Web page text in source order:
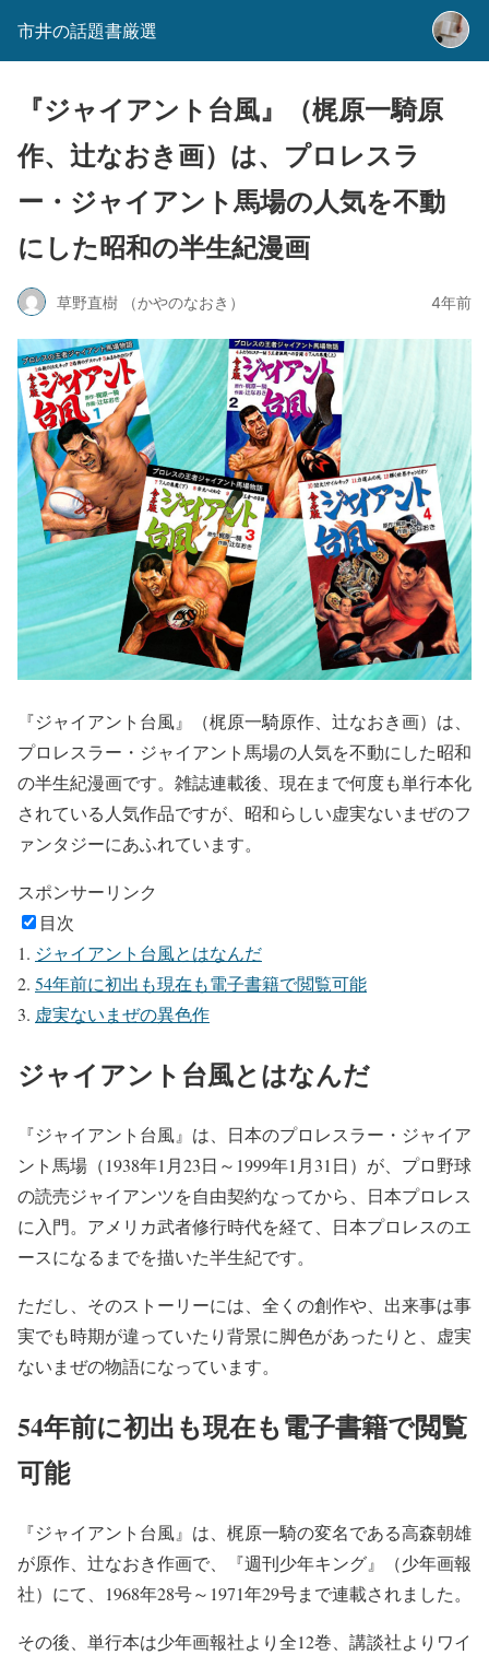
市井の話題書厳選
『ジャイアント台風』（梶原一騎原
作、辻なおき画）は、プロレスラ
ー・ジャイアント馬場の人気を不動
にした昭和の半生紀漫画
草野直樹 （かやのなおき） 4年前
『ジャイアント台風』（梶原一騎原作、辻なおき画）は、
プロレスラー・ジャイアント馬場の人気を不動にした昭和
の半生紀漫画です。雑誌連載後、現在まで何度も単行本化
されている人気作品ですが、昭和らしい虚実ないまぜのフ
ァンタジーにあふれています。
スポンサーリンク
目次
ジャイアント台風とはなんだ
54年前に初出も現在も電子書籍で閲覧可能
虚実ないまぜの異色作
ジャイアント台風とはなんだ
『ジャイアント台風』は、日本のプロレスラー・ジャイア
ント馬場（1938年1月23日～1999年1月31日）が、プロ野球
の読売ジャイアンツを自由契約なってから、日本プロレス
に入門。アメリカ武者修行時代を経て、日本プロレスのエ
ースになるまでを描いた半生紀です。
ただし、そのストーリーには、全くの創作や、出来事は事
実でも時期が違っていたり背景に脚色があったりと、虚実
ないまぜの物語になっています。
54年前に初出も現在も電子書籍で閲覧
可能
『ジャイアント台風』は、梶原一騎の変名である高森朝雄
が原作、辻なおき作画で、『週刊少年キング』（少年画報
社）にて、1968年28号～1971年29号まで連載されました。
その後、単行本は少年画報社より全12巻、講談社よりワイ